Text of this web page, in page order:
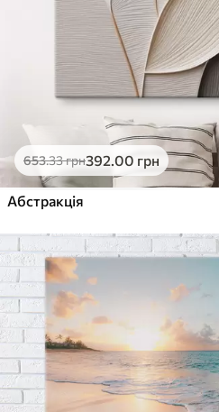
653.33грн392.00 грн
Абстракція